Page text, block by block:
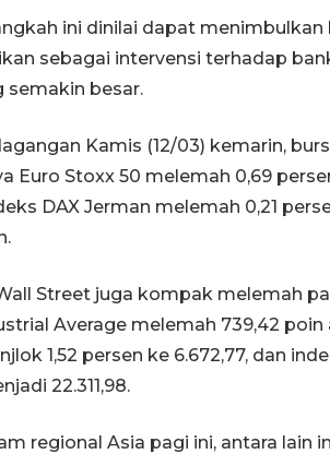
ini dinilai dapat
sebagai intervensi terhadap
semakin besar.
Kamis (12/03) kemarin,
Euro Stoxx 50 melemah 0,69
DAX Jerman melemah 0,21
Street juga kompak melemah
Average melemah 739,42 poin
1,52 persen ke 6.672,77, dan
22.311,98.
regional Asia pagi ini, antara lain